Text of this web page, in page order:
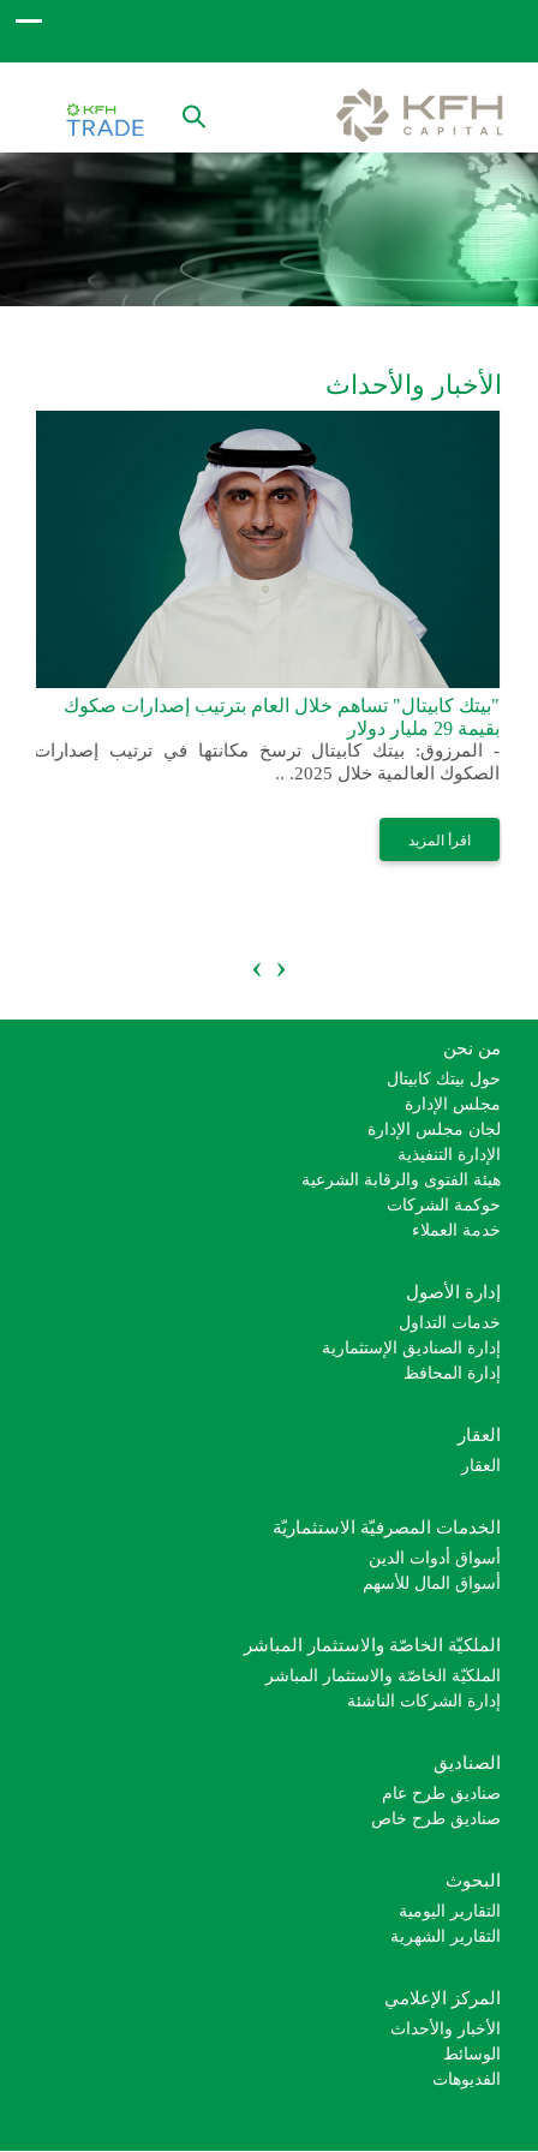
الأخبار والأحداث
"بيتك كابيتال" تساهم خلال العام بترتيب إصدارات صكوك
بقيمة 29 مليار دولار
- المرزوق: بيتك كابيتال ترسخ مكانتها في ترتيب إصدارات
الصكوك العالمية خلال 2025. ..
اقرأ المزيد
‹
›
من نحن
حول بيتك كابيتال
مجلس الإدارة
لجان مجلس الإدارة
الإدارة التنفيذية
هيئة الفتوى والرقابة الشرعية
حوكمة الشركات
خدمة العملاء
إدارة الأصول
خدمات التداول
إدارة الصناديق الإستثمارية
إدارة المحافظ
العقار
العقار
الخدمات المصرفيّة الاستثماريّة
أسواق أدوات الدين
أسواق المال للأسهم
الملكيّة الخاصّة والاستثمار المباشر
الملكيّة الخاصّة والاستثمار المباشر
إدارة الشركات الناشئة
الصناديق
صناديق طرح عام
صناديق طرح خاص
البحوث
التقارير اليومية
التقارير الشهرية
المركز الإعلامي
الأخبار والأحداث
الوسائط
الفديوهات